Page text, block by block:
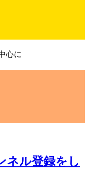
心に
ネル登録をし